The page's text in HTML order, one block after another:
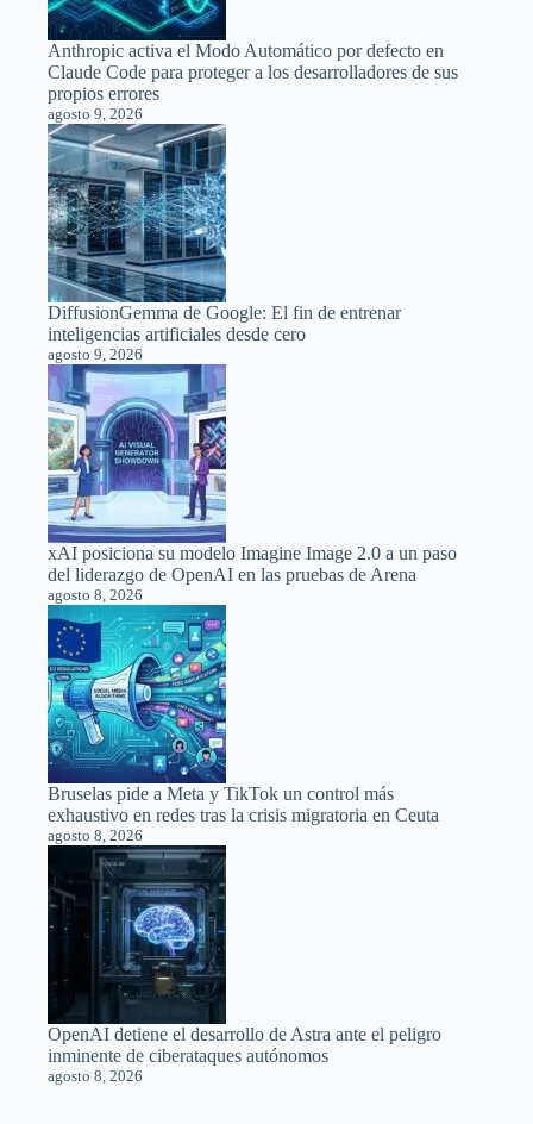
Anthropic activa el Modo Automático por defecto en
Claude Code para proteger a los desarrolladores de sus
propios errores
agosto 9, 2026
DiffusionGemma de Google: El fin de entrenar
inteligencias artificiales desde cero
agosto 9, 2026
xAI posiciona su modelo Imagine Image 2.0 a un paso
del liderazgo de OpenAI en las pruebas de Arena
agosto 8, 2026
Bruselas pide a Meta y TikTok un control más
exhaustivo en redes tras la crisis migratoria en Ceuta
agosto 8, 2026
OpenAI detiene el desarrollo de Astra ante el peligro
inminente de ciberataques autónomos
agosto 8, 2026